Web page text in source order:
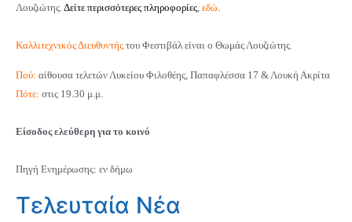
Λουζιώτης. Δείτε περισσότερες πληροφορίες εδώ
Καλλιτεχνικός Διευθυντής του Φεστιβάλ είναι ο Θωμάς Λουζιώτης.
Πού: αίθουσα τελετώνΛυκείου Φιλοθέης, Παπαφλέσσα 17 & Λουκή Ακρίτα
Πότε: στις 19.30 μ.μ.
Είσοδος ελεύθερη για το κοινό
Πηγή Ενημέρωσης: εν δήμω
Τελευταία Νέα